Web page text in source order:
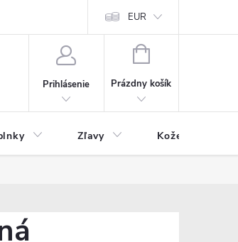
EUR
Prihlásenie
NÁKUPNÝ
Prázdny košík
Zľavy Kožený tovar